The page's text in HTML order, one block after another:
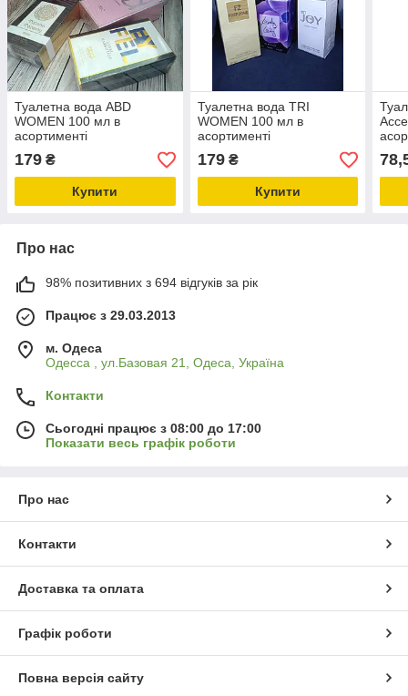
Туалетна вода ABD
WOMEN 100 мл в
асортименті
179 ₴
Купити
Туалетна вода TRI
WOMEN 100 мл в
асортименті
179₴
Купити
Про нас
98% позитивних з 694 відгуків за рік
Працює з 29.03.2013
м. Одеса
Одесса , ул.Базовая 21, Одеса, Україна
Контакти
Сьогодні працює з 08:00 до 17:00
Показати весь графік роботи
Про нас
Контакти
Доставка та оплата
Графік роботи
Повна версія сайту